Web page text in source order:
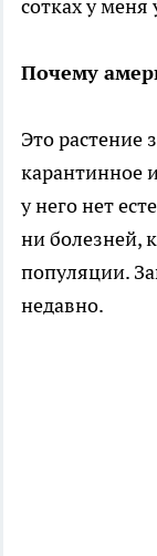
сотках у меня
Почему
Это растение
карантинное
у него нет
ни болезней,
популяции.
недавно.